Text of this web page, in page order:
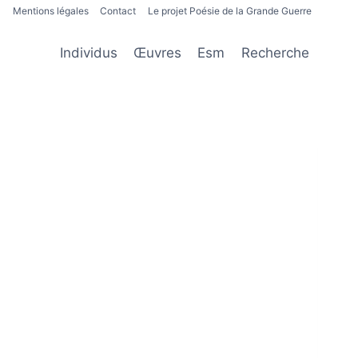
Mentions légales Contact Le projet Poésie de la Grande Guerre
Individus Œuvres Esm Recherche